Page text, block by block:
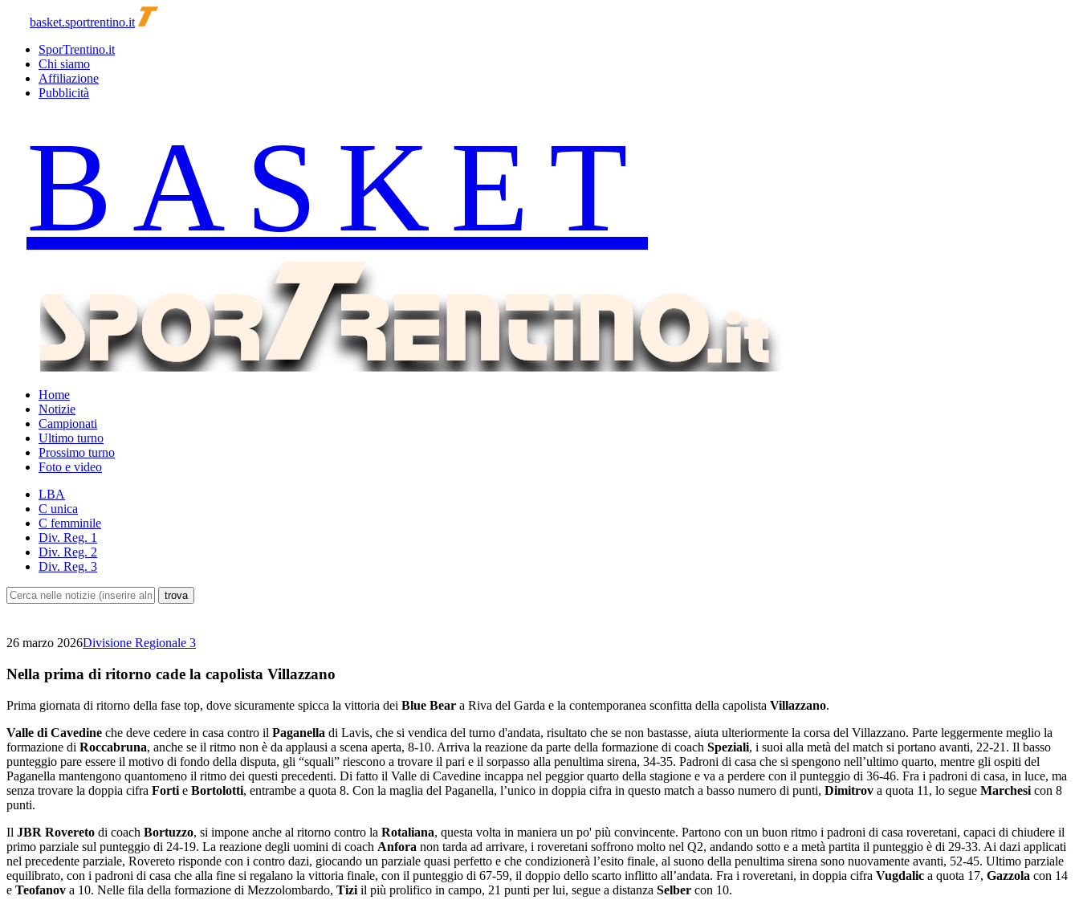
basket.sportrentino.it
SporTrentino.it
Chi siamo
Affiliazione
Pubblicità
Home
Notizie
Campionati
Ultimo turno
Prossimo turno
Foto e video
LBA
C unica
C femminile
Div. Reg. 1
Div. Reg. 2
Div. Reg. 3
26 marzo 2026Divisione Regionale 3
Nella prima di ritorno cade la capolista Villazzano
Prima giornata di ritorno della fase top, dove sicuramente spicca la vittoria dei Blue Bear a Riva del Garda e la contemporanea sconfitta della capolista Villazzano.
Valle di Cavedine che deve cedere in casa contro il Paganella di Lavis, che si vendica del turno d'andata, risultato che se non bastasse, aiuta ulteriormente la corsa del Villazzano. Parte leggermente meglio la
formazione di Roccabruna, anche se il ritmo non è da applausi a scena aperta, 8-10. Arriva la reazione da parte della formazione di coach Speziali, i suoi alla metà del match si portano avanti, 22-21. Il basso
punteggio pare essere il motivo di fondo della disputa, gli “squali” riescono a trovare il pari e il sorpasso alla penultima sirena, 34-35. Padroni di casa che si spengono nell’ultimo quarto, mentre gli ospiti del
Paganella mantengono quantomeno il ritmo dei questi precedenti. Di fatto il Valle di Cavedine incappa nel peggior quarto della stagione e va a perdere con il punteggio di 36-46. Fra i padroni di casa, in luce, ma
senza trovare la doppia cifra Forti e Bortolotti, entrambe a quota 8. Con la maglia del Paganella, l’unico in doppia cifra in questo match a basso numero di punti, Dimitrov a quota 11, lo segue Marchesi con 8
punti.
Il JBR Rovereto di coach Bortuzzo, si impone anche al ritorno contro la Rotaliana, questa volta in maniera un po' più convincente. Partono con un buon ritmo i padroni di casa roveretani, capaci di chiudere il
primo parziale sul punteggio di 24-19. La reazione degli uomini di coach Anfora non tarda ad arrivare, i roveretani soffrono molto nel Q2, andando sotto e a metà partita il punteggio è di 29-33. Ai dazi applicati
nel precedente parziale, Rovereto risponde con i contro dazi, giocando un parziale quasi perfetto e che condizionerà l’esito finale, al suono della penultima sirena sono nuovamente avanti, 52-45. Ultimo parziale
equilibrato, con i padroni di casa che alla fine si regalano la vittoria finale, con il punteggio di 67-59, il doppio dello scarto inflitto all’andata. Fra i roveretani, in doppia cifra Vugdalic a quota 17, Gazzola con 14
e Teofanov a 10. Nelle fila della formazione di Mezzolombardo, Tizi il più prolifico in campo, 21 punti per lui, segue a distanza Selber con 10.